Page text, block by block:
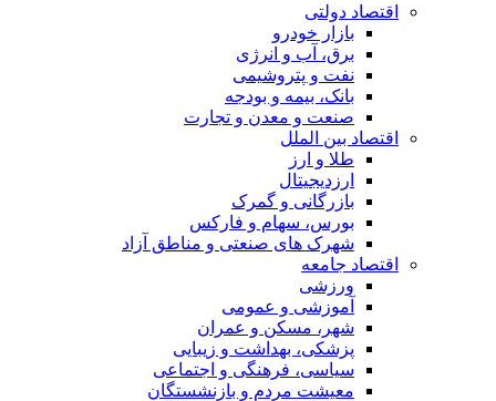
اقتصاد دولتی
بازار خودرو
برق، آب و انرژی
نفت و پتروشیمی
بانک، بیمه و بودجه
صنعت و معدن و تجارت
اقتصاد بین الملل
طلا و ارز
ارزدیجیتال
بازرگانی و گمرک
بورس، سهام و فارکس
شهرک های صنعتی و مناطق آزاد
اقتصاد جامعه
ورزشی
آموزشی و عمومی
شهر، مسکن و عمران
پزشکی، بهداشت و زیبایی
سیاسی، فرهنگی و اجتماعی
معیشت مردم و بازنشستگان